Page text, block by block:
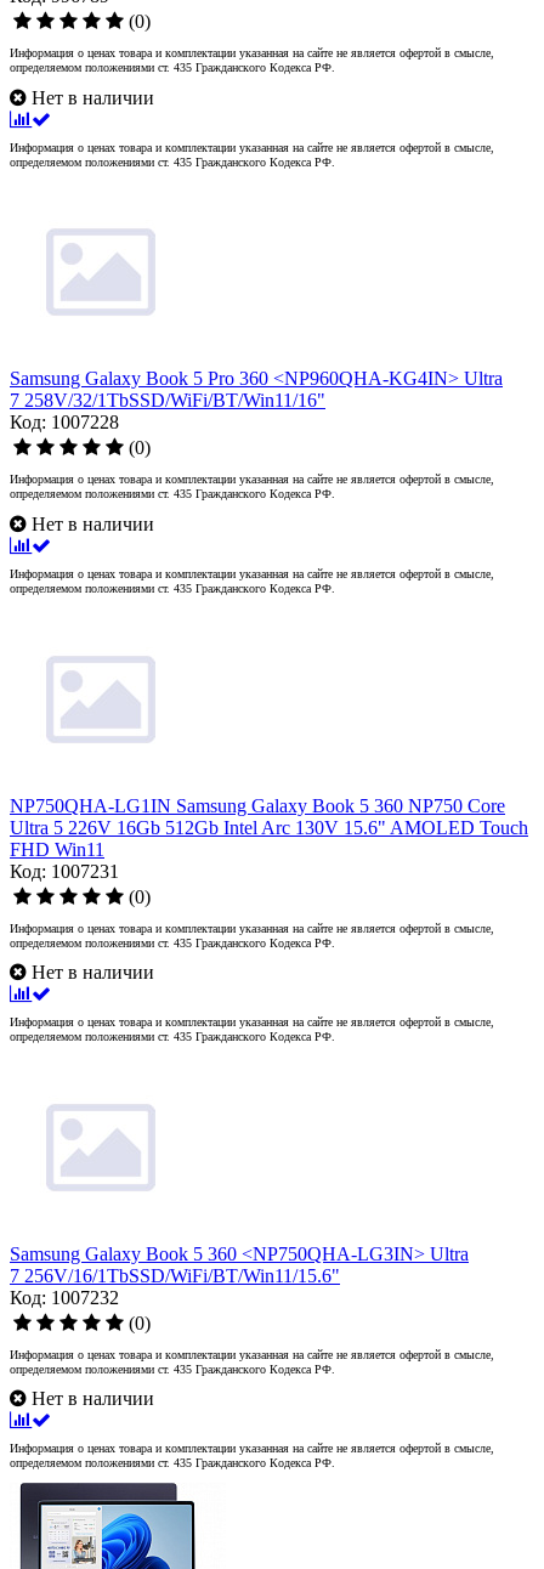
(0)
Информация о ценах товара и комплектации указанная на сайте не является офертой в смысле,
определяемом положениями ст. 435 Гражданского Кодекса РФ.
Нет в наличии
Информация о ценах товара и комплектации указанная на сайте не является офертой в смысле,
определяемом положениями ст. 435 Гражданского Кодекса РФ.
Samsung Galaxy Book 5 Pro 360 <NP960QHA-KG4IN> Ultra
7 258V/32/1TbSSD/WiFi/BT/Win11/16"
Код: 1007228
(0)
Информация о ценах товара и комплектации указанная на сайте не является офертой в смысле,
определяемом положениями ст. 435 Гражданского Кодекса РФ.
Нет в наличии
Информация о ценах товара и комплектации указанная на сайте не является офертой в смысле,
определяемом положениями ст. 435 Гражданского Кодекса РФ.
NP750QHA-LG1IN Samsung Galaxy Book 5 360 NP750 Core
Ultra 5 226V 16Gb 512Gb Intel Arc 130V 15.6" AMOLED Touch
FHD Win11
Код: 1007231
(0)
Информация о ценах товара и комплектации указанная на сайте не является офертой в смысле,
определяемом положениями ст. 435 Гражданского Кодекса РФ.
Нет в наличии
Информация о ценах товара и комплектации указанная на сайте не является офертой в смысле,
определяемом положениями ст. 435 Гражданского Кодекса РФ.
Samsung Galaxy Book 5 360 <NP750QHA-LG3IN> Ultra
7 256V/16/1TbSSD/WiFi/BT/Win11/15.6"
Код: 1007232
(0)
Информация о ценах товара и комплектации указанная на сайте не является офертой в смысле,
определяемом положениями ст. 435 Гражданского Кодекса РФ.
Нет в наличии
Информация о ценах товара и комплектации указанная на сайте не является офертой в смысле,
определяемом положениями ст. 435 Гражданского Кодекса РФ.